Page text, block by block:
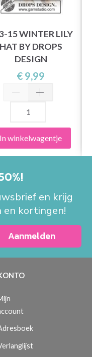
15 WINTER LILY
HAT BY DROPS
DESIGN
€ 9,99
In winkelwagentje
en krijg
en kortingen!
Aanmelden